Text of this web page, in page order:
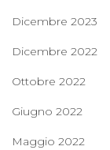
Dicembre 2023
Dicembre 2022
Ottobre 2022
Giugno 2022
Maggio 2022